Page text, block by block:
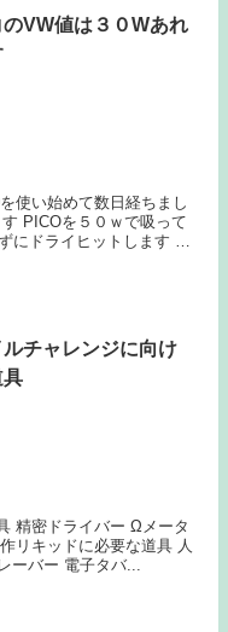
VW値は３０Wあれ
ドライヒットします ド
チャレンジに向け
具
口甘味料 グリセリン リキッドボトル フレーバー 電子タバ...